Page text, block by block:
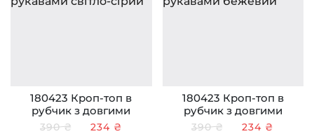
180423 Кроп-топ в
рубчик з довгими
рукавами світло-сірий
390 ₴ 234 ₴
180423 Кроп-топ в
рубчик з довгими
рукавами бежевий
390 ₴ 234 ₴